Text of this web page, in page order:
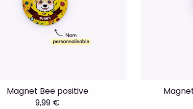
Magnet Bee positive
9,99 €